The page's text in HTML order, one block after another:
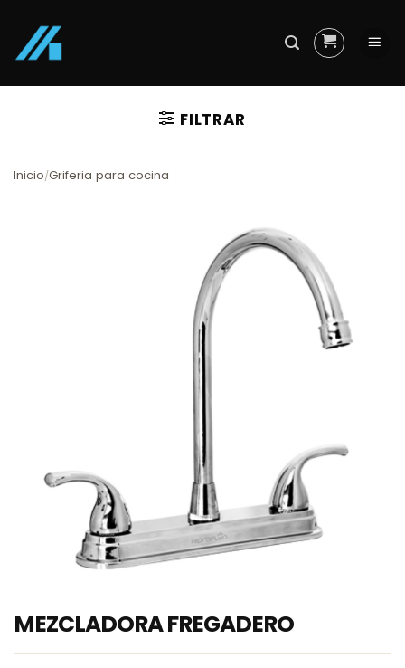
content
FILTRAR
Inicio/Griferia para cocina
MEZCLADORA FREGADERO